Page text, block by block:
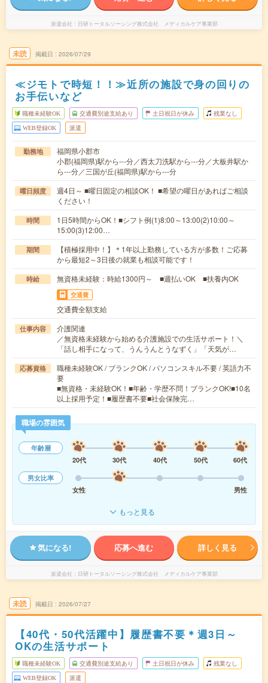
派遣会社 日研トータルソーシング株式会社 メディカルケア事業部
未読 掲載日 2026/07/29
≪ジモトで時短！！≫近所の施設で身の回りの
お手伝いなど
職種未経験OK 交通費別途支給あり 土日祝日が休み 残業なし
WEB登録OK 派遣
勤務地
福岡県小郡市
小郡(福岡県)駅から---分／西太刀洗駅から---分／大板井駅か
ら---分／三国が丘(福岡県)駅から---分
曜日頻度
週4日～ ■曜日固定の相談OK！ ■希望の曜日があればご相談
ください！
時間
1日5時間からOK！■シフト例(1)8:00～13:00(2)10:00～
15:00(3)12:00…
期間
【積極採用中！】＊1年以上勤務している方が多数！ご応募
から最短2～3日後の就業も相談可能です！
時給 無資格未経験：時給1300円～ ■週払いOK ■扶養内OK
交通費
交通費全額支給
仕事内容
介護関連
／無資格未経験から始める介護施設での生活サポート！＼
「話し相手になって、うんうんとうなずく」「天気が…
応募資格
職種未経験OK / ブランクOK / パソコンスキル不要 / 英語力不
要
■無資格・未経験OK！■年齢・学歴不問！ブランクOK!■10名
以上採用予定！■履歴書不要■社会保険完…
職場の雰囲気
年齢層
20代
30代 40代 50代
60代
男女比率
女性
男性
もっと見る
気になる! 応募へ進む 詳しく見る
派遣会社 日研トータルソーシング株式会社 メディカルケア事業部
未読 掲載日 2026/07/27
【40代・50代活躍中】履歴書不要＊週3日～
OKの生活サポート
職種未経験OK 交通費別途支給あり 土日祝日が休み 残業なし
WEB登録OK 派遣